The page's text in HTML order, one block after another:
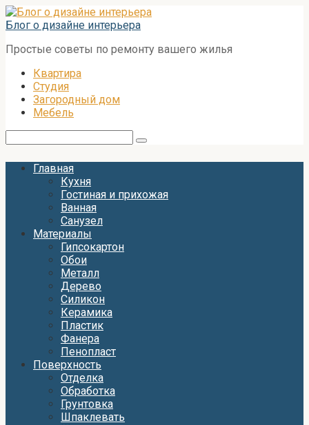
Перейти
к
Блог о дизайне интерьера
Простые советы по ремонту вашего жилья
Квартира
Студия
Загородный дом
Мебель
Главная
Кухня
Гостиная и прихожая
Ванная
Санузел
Материалы
Гипсокартон
Обои
Металл
Дерево
Силикон
Керамика
Пластик
Фанера
Пенопласт
Поверхность
Отделка
Обработка
Грунтовка
Шпаклевать